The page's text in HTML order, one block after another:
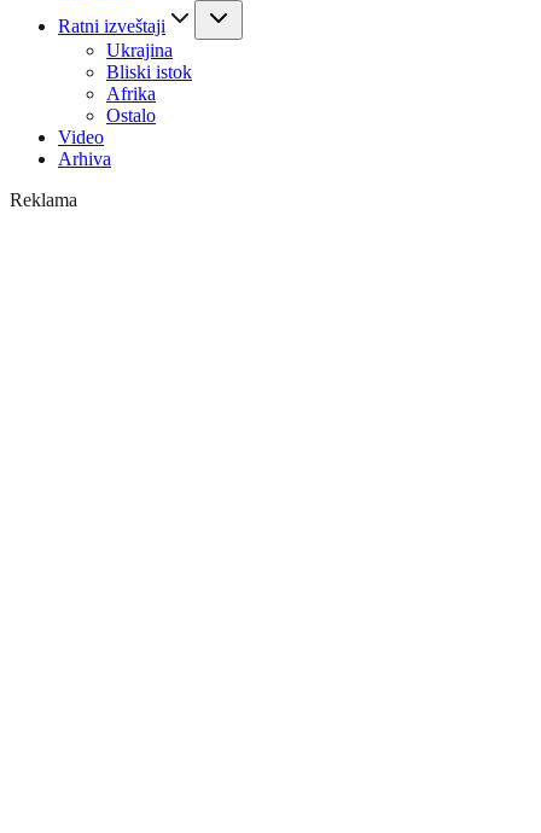
Ratni izveštaji
Ukrajina
Bliski istok
Afrika
Ostalo
Video
Arhiva
Reklama